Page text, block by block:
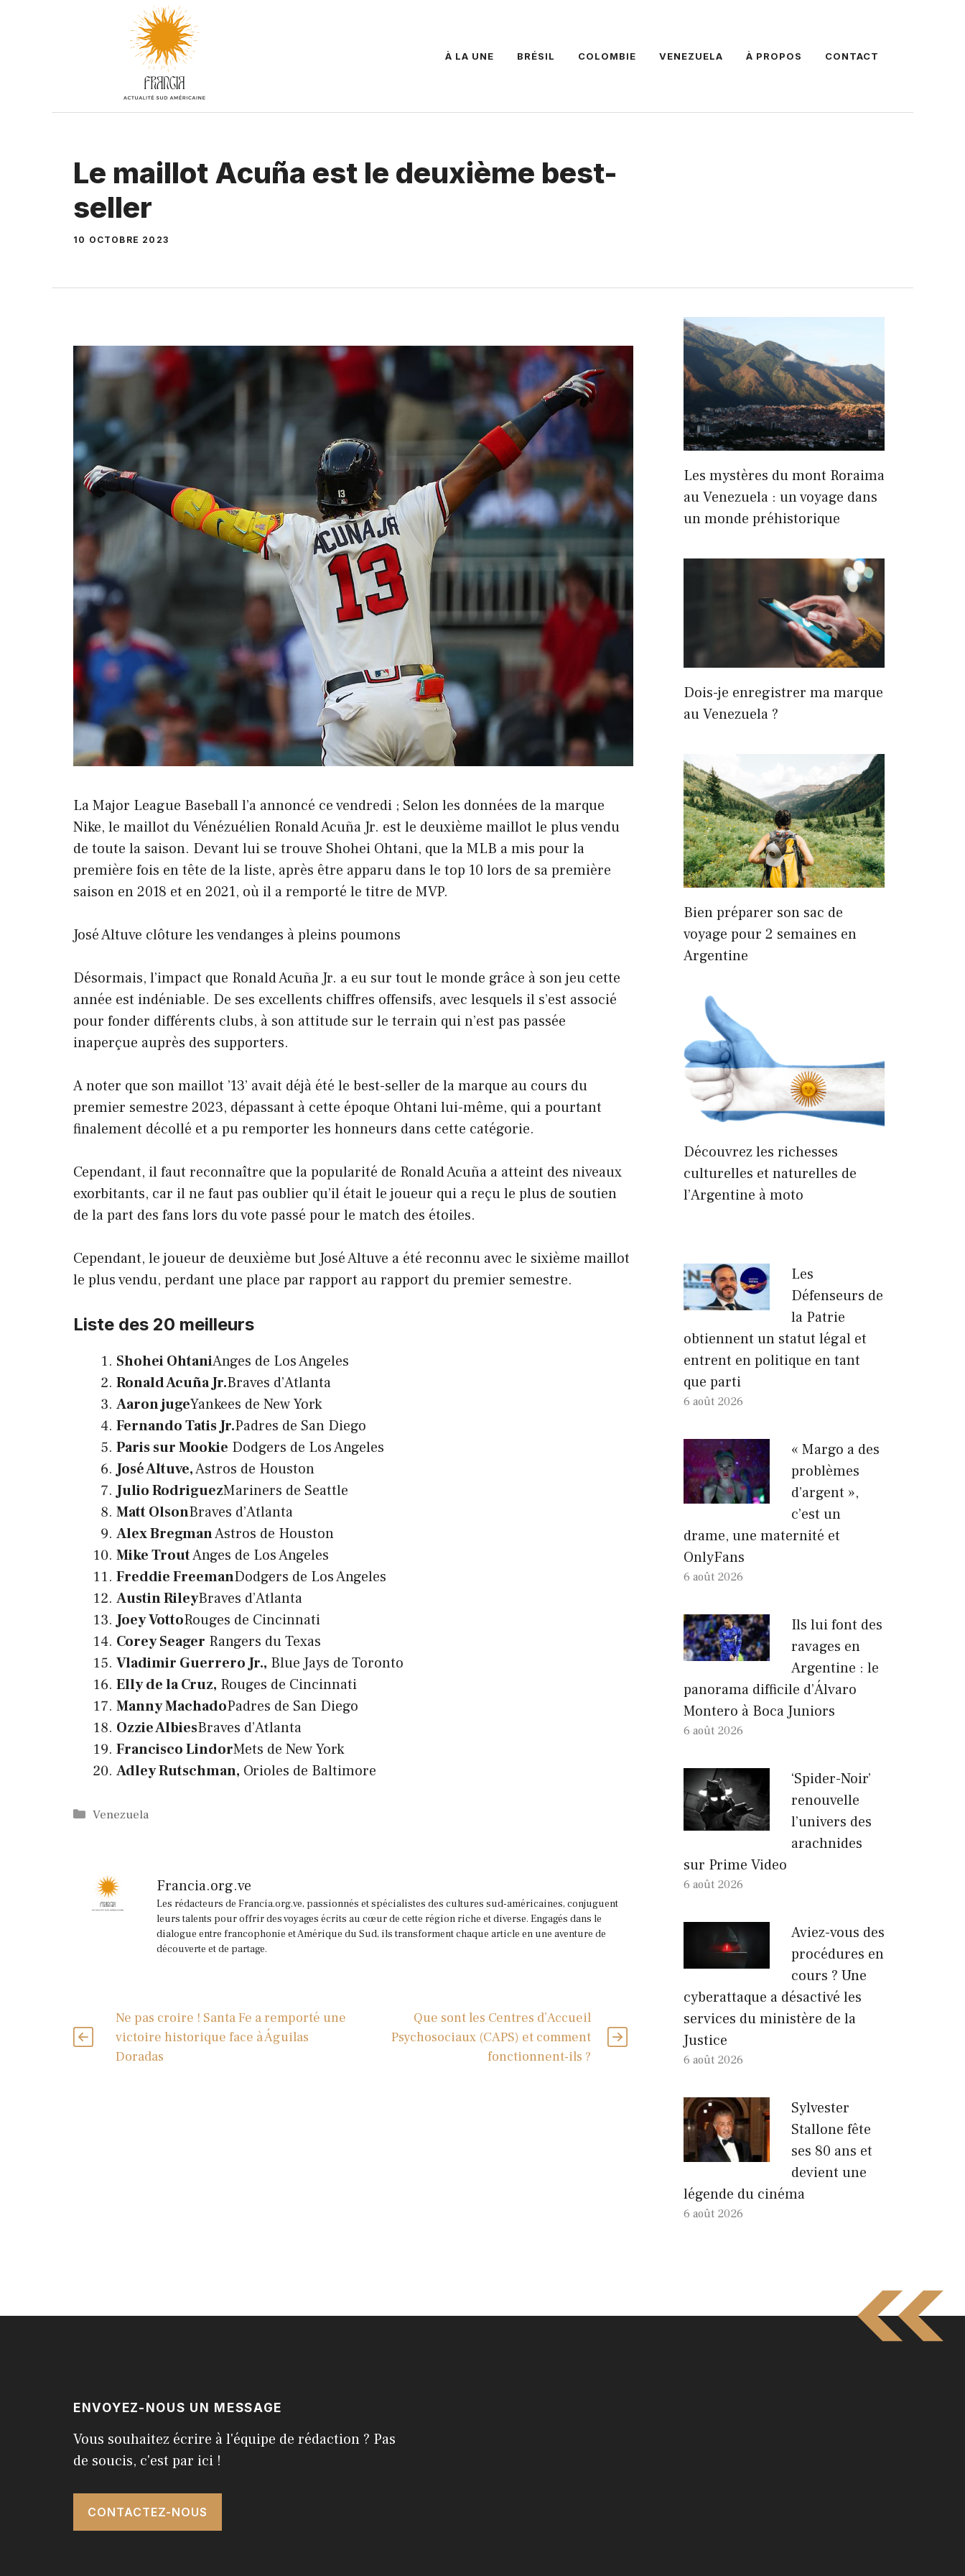
À LA UNE BRÉSIL COLOMBIE VENEZUELA À PROPOS CONTACT
Le maillot Acuña est le deuxième best-
seller
10 OCTOBRE 2023
La Major League Baseball l’a annoncé ce vendredi ; Selon les données de la marque
Nike, le maillot du Vénézuélien Ronald Acuña Jr. est le deuxième maillot le plus vendu
de toute la saison. Devant lui se trouve Shohei Ohtani, que la MLB a mis pour la
première fois en tête de la liste, après être apparu dans le top 10 lors de sa première
saison en 2018 et en 2021, où il a remporté le titre de MVP.
José Altuve clôture les vendanges à pleins poumons
Désormais, l’impact que Ronald Acuña Jr. a eu sur tout le monde grâce à son jeu cette
année est indéniable. De ses excellents chiffres offensifs, avec lesquels il s’est associé
pour fonder différents clubs, à son attitude sur le terrain qui n’est pas passée
inaperçue auprès des supporters.
A noter que son maillot ’13’ avait déjà été le best-seller de la marque au cours du
premier semestre 2023, dépassant à cette époque Ohtani lui-même, qui a pourtant
finalement décollé et a pu remporter les honneurs dans cette catégorie.
Cependant, il faut reconnaître que la popularité de Ronald Acuña a atteint des niveaux
exorbitants, car il ne faut pas oublier qu’il était le joueur qui a reçu le plus de soutien
de la part des fans lors du vote passé pour le match des étoiles.
Cependant, le joueur de deuxième but José Altuve a été reconnu avec le sixième maillot
le plus vendu, perdant une place par rapport au rapport du premier semestre.
Liste des 20 meilleurs
Shohei OhtaniAnges de Los Angeles
Ronald Acuña Jr.Braves d’Atlanta
Aaron jugeYankees de New York
Fernando Tatis Jr.Padres de San Diego
Paris sur Mookie Dodgers de Los Angeles
José Altuve,Astros de Houston
Julio RodriguezMariners de Seattle
Matt OlsonBraves d’Atlanta
Alex BregmanAstros de Houston
Mike TroutAnges de Los Angeles
Freddie FreemanDodgers de Los Angeles
Austin RileyBraves d’Atlanta
Joey VottoRouges de Cincinnati
Corey Seager Rangers du Texas
Vladimir Guerrero Jr., Blue Jays de Toronto
Elly de la Cruz, Rouges de Cincinnati
Manny MachadoPadres de San Diego
Ozzie AlbiesBraves d’Atlanta
Francisco LindorMets de New York
Adley Rutschman, Orioles de Baltimore
Catégories
Venezuela
Francia.org.ve
Les rédacteurs de Francia.org.ve, passionnés et spécialistes des cultures sud-américaines, conjuguent
leurs talents pour offrir des voyages écrits au cœur de cette région riche et diverse. Engagés dans le
dialogue entre francophonie et Amérique du Sud, ils transforment chaque article en une aventure de
découverte et de partage.
Ne pas croire ! Santa Fe a remporté une
victoire historique face à Águilas
Doradas
Que sont les Centres d’Accueil
Psychosociaux (CAPS) et comment
fonctionnent-ils ?
Les mystères du mont Roraima
au Venezuela : un voyage dans
un monde préhistorique
Dois-je enregistrer ma marque
au Venezuela ?
Bien préparer son sac de
voyage pour 2 semaines en
Argentine
Découvrez les richesses
culturelles et naturelles de
l’Argentine à moto
Les
Défenseurs de
la Patrie
obtiennent un statut légal et
entrent en politique en tant
que parti
6 août 2026
« Margo a des
problèmes
d’argent »,
c’est un
drame, une maternité et
OnlyFans
6 août 2026
Ils lui font des
ravages en
Argentine : le
panorama difficile d’Álvaro
Montero à Boca Juniors
6 août 2026
‘Spider-Noir’
renouvelle
l’univers des
arachnides
sur Prime Video
6 août 2026
Aviez-vous des
procédures en
cours ? Une
cyberattaque a désactivé les
services du ministère de la
Justice
6 août 2026
Sylvester
Stallone fête
ses 80 ans et
devient une
légende du cinéma
6 août 2026
ENVOYEZ-NOUS UN MESSAGE
Vous souhaitez écrire à l'équipe de rédaction ? Pas
de soucis, c'est par ici !
CONTACTEZ-NOUS